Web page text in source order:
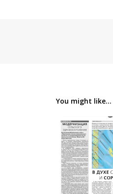
You might like...